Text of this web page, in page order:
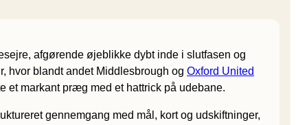
afgørende øjeblikke dybt inde i slutfasen og
hvor blandt andet Middlesbrough og Oxford United
et markant præg med et hattrick på udebane.
gennemgang med mål, kort og udskiftninger,